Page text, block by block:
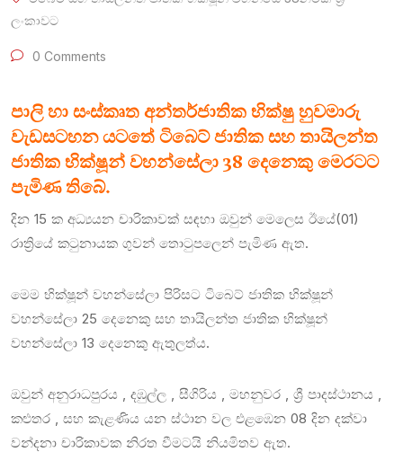
ලංකාවට
0 Comments
පාලි හා සංස්කෘත අන්තර්ජාතික භික්ෂු හුවමාරු
වැඩසටහන යටතේ ටිබෙට් ජාතික සහ තායිලන්ත
ජාතික භික්ෂූන් වහන්සේලා 38 දෙනෙකු මෙරටට
පැමිණ තිබේ.
දින 15 ක අධ්‍යයන චාරිකාවක් සඳහා ඔවුන් මෙලෙස ඊයේ(01)
රාත්‍රියේ කටුනායක ගුවන් තොටුපලෙන් පැමිණ ඇත.
මෙම භික්ෂූන් වහන්සේලා පිරිසට ටිබෙට් ජාතික භික්ෂූන්
වහන්සේලා 25 දෙනෙකු සහ තායිලන්ත ජාතික භික්ෂූන්
වහන්සේලා 13 දෙනෙකු ඇතුලත්ය.
ඔවුන් අනුරාධපුරය , දඹුල්ල , සීගිරිය , මහනුවර , ශ්‍රී පාදස්ථානය ,
කළුතර , සහ කැළණිය යන ස්ථාන වල එළඹෙන 08 දින දක්වා
වන්දනා චාරිකාවක නිරත වීමටයි නියමිතව ඇත.